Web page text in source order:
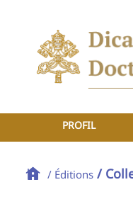
PROFIL
/ Éditions /